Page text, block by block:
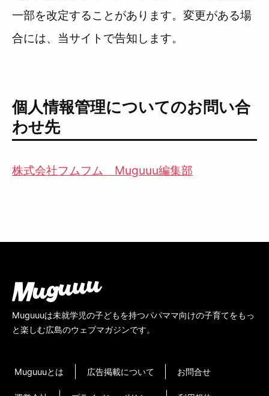
一部を改定することがあります。変更がある場
合には、当サイトで告知します。
個人情報管理についてのお問い合
わせ先
株式会社フムフム Muguuu編集部
Muguuuは未就学児の子どもを持つパパママ向けの子育てをもっ
と楽しむ広島のウェブマガジンです。
Muguuuとは 広告掲載について お問合せ